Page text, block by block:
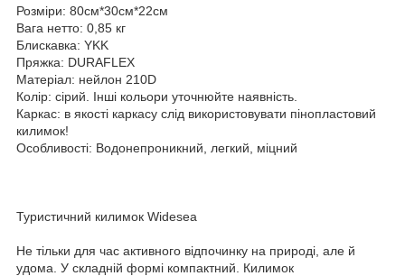
Розміри: 80см*30см*22см
Вага нетто: 0,85 кг
Блискавка: YKK
Пряжка: DURAFLEX
Матеріал: нейлон 210D
Колір: сірий. Інші кольори уточнюйте наявність.
Каркас: в якості каркасу слід використовувати пінопластовий
килимок!
Особливості: Водонепроникний, легкий, міцний
Туристичний килимок Widesea
Не тільки для час активного відпочинку на природі, але й
удома. У складній формі компактний. Килимок